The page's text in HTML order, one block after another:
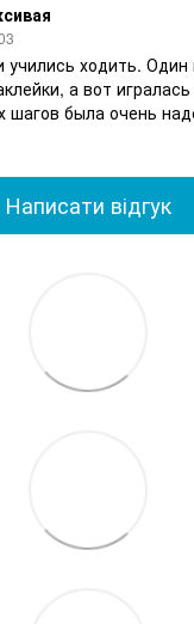
учились ходить. Один
а вот
шагов была очень
Написати відгук